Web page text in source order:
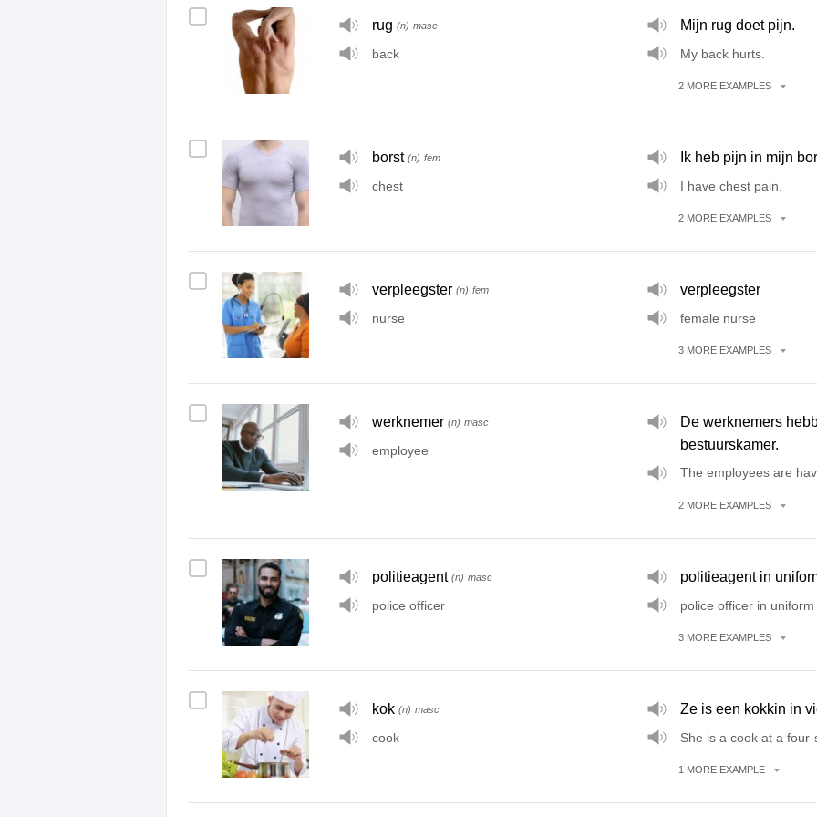
rug (n) masc
back
Mijn rug doet pijn.
My back hurts.
2 MORE EXAMPLES
borst (n) fem
chest
Ik heb pijn in mijn
I have chest pain.
2 MORE EXAMPLES
verpleegster (n) fem
nurse
verpleegster
female nurse
3 MORE EXAMPLES
werknemer (n) masc
employee
De werknemers
bestuurskamer.
The employees are
2 MORE EXAMPLES
politieagent (n) masc
police officer
politieagent in
police officer in uniform
3 MORE EXAMPLES
kok (n) masc
cook
Ze is een kokkin in
She is a cook at a
1 MORE EXAMPLE